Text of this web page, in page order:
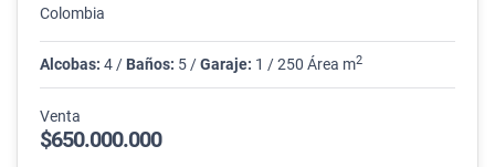
Colombia
Alcobas: 4 / Baños: 5 /Garaje: 1 / 250 Área m2
Venta
$650.000.000